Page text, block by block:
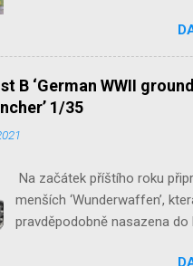
‘Guardians of Sion’ 1/
JB-2 Loon ‘US Version
1/32 1/32
Mk.III 1/48 reissue
Baltimore Mk.I 1/48 ...
B ‘German WWII
1/35
Na začátek příštího roku
menších ‘Wunderwaffen’,
pravděpodobně nasazena do